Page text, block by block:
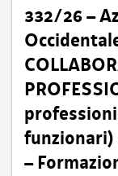
332/26 –
funzionari)
–